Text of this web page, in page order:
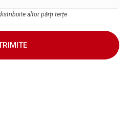
altor părți terțe